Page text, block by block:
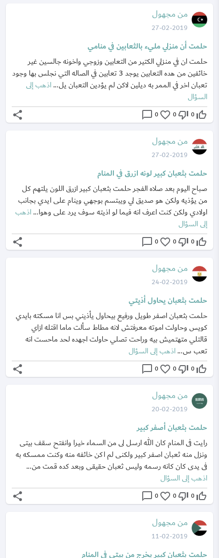
من مجهول
27-02-2019
حلمت أن منزلي مليء بالثعابين في منامي
حلمت ان في منزلي الكتير من التعابين وزوجي واخونه جالسين غير
خائفين من هده التعابين يوجد 3 تعابين في الصاله التي نجلس بها وجود
تعبان اخر في الممر به ديلين لاكن لم يؤدين التعبان يل...اذهب إلى
السؤال
thumb_up_off_alt
0
thumb_down_off_alt
0
favorite_border
0
chat_bubble_outline
share
من مجهول
27-02-2019
حلمت بثعبان كبير لونه ازرق في المنام
صباح اليوم بعد صلاه الفجر حلمت بثعبان كبير ازرق اللون يلتهم كل
من يؤذيه ولكن هو صديق لي ويبتسم بوجهي وينام على ايدي بجانب
اولادي ولكن كنت اعرف انه فيما لو اذيته سوف يرد على وهوا...اذهب
إلى السؤال
thumb_up_off_alt
0
thumb_down_off_alt
0
favorite_border
0
chat_bubble_outline
share
من مجهول
24-02-2019
حلمت بثعبان يحاول أذيتي
حلمت بثعبان اصفر طويل ورفيع بيحاول يأذيني بس انا مسكته بايدي
كويس وحاولت اموته معرفتش لانه مطاط سألت ماما اقتله ازاي
قالتلي متهتميش بيه وراحت تصلي حاولت اجهده لحد ماحست انه
تعب س...اذهب إلى السؤال
thumb_up_off_alt
0
thumb_down_off_alt
0
favorite_border
0
chat_bubble_outline
share
من مجهول
20-02-2019
حلمت بثعبان أصفر كبير
رايت فى المنام كان الله ارسل لى من السماء خيرا وانفتح سقف بيتى
ونزل منه ثعبان اصفر كبير ولكنى لم اكن خائفه منه وكنت ممسكه به
فى يدى كان كانه رسمه وليس ثعبان حقيقى وبعد كده قمت من...
اذهب إلى السؤال
thumb_up_off_alt
0
thumb_down_off_alt
0
favorite_border
0
chat_bubble_outline
share
من مجهول
11-02-2019
حلمت بثعبان كبير يخرج من بيتي في المنام